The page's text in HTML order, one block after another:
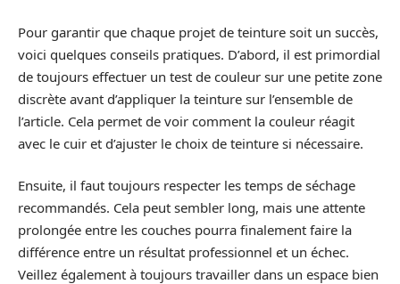
Pour garantir que chaque projet de teinture soit un succès,
voici quelques conseils pratiques. D’abord, il est primordial
de toujours effectuer un test de couleur sur une petite zone
discrète avant d’appliquer la teinture sur l’ensemble de
l’article. Cela permet de voir comment la couleur réagit
avec le cuir et d’ajuster le choix de teinture si nécessaire.
Ensuite, il faut toujours respecter les temps de séchage
recommandés. Cela peut sembler long, mais une attente
prolongée entre les couches pourra finalement faire la
différence entre un résultat professionnel et un échec.
Veillez également à toujours travailler dans un espace bien